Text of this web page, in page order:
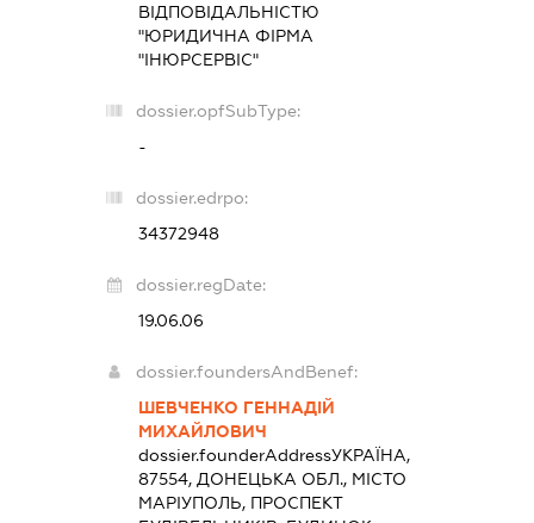
ВІДПОВІДАЛЬНІСТЮ
"ЮРИДИЧНА ФІРМА
"ІНЮРСЕРВІС"
dossier.opfSubType:
-
dossier.edrpo:
34372948
dossier.regDate:
19.06.06
dossier.foundersAndBenef:
ШЕВЧЕНКО ГЕННАДІЙ
МИХАЙЛОВИЧ
dossier.founderAddressУКРАЇНА,
87554, ДОНЕЦЬКА ОБЛ., МІСТО
МАРІУПОЛЬ, ПРОСПЕКТ